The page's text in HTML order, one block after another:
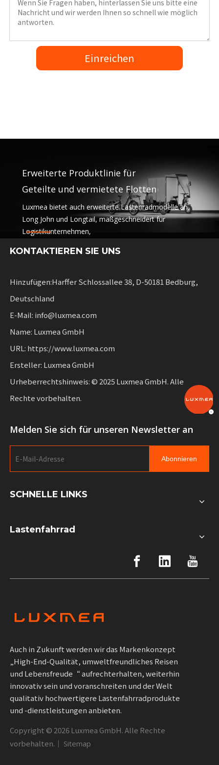
Einreichen
Erweiterte Produktlinie für
Geteilte und vermietete Flotten
Luxmea bietet auch erweiterte Lastenradmodelle an,
Long John und Longtail, maßgeschneidert für
Logistikunternehmen,
vereinen Funktionalität
Mobilität skalieren.
KONTAKTIEREN SIE UNS
Hinzufügen:Harffer Schlossallee 38, D-50181 Bedburg,
Deutschland
E-Mail: info@luxmea.com
Name: Luxmea GmbH
URL: https://www.luxmea.com
Ersteller: Luxmea GmbH
Urheberrechtshinweis: © 2025 Luxmea GmbH. Alle
Rechte vorbehalten.
Melden Sie sich für unseren Newsletter an
Abonnieren
SCHNELLE LINKS
Lastenfahrrad
Auch in Zukunft werden wir das Markenkonzept
„High-End-Qualität, umweltfreundliches Reisen
und Lebensfreude“ aufrechterhalten, weiterhin
innovativ sein und voranschreiten und der Welt
qualitativ hochwertigere Lastenfahrradprodukte
und -dienstleistungen anbieten.
Copyright © 2026Luxmea GmbH. Alle Rechte
vorbehalten.｜ Sitemap